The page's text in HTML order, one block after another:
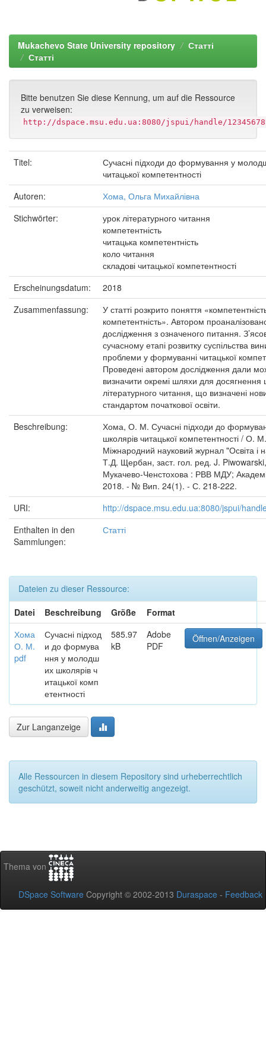
Mukachevo State University repository
Статті
Статті
Bitte benutzen Sie diese Kennung, um auf die Ressource
zu verweisen:
http://dspace.msu.edu.ua:8080/jspui/handle/
Titel:
Сучасні підходи до формування у
читацької компетентності
Autoren:
Хома, Ольга Михайлівна
Stichwörter:
урок літературного читання
компетентність
читацька компетентність
коло читання
складові читацької компетентності
Erscheinungsdatum:
2018
Zusammenfassung:
У статті розкрито поняття
компетентність». Автором
дослідження з означеного питання.
сучасному етапі розвитку суспільства
проблеми у формуванні читацької
Проведені автором дослідження дали
визначити окремі шляхи для досягнення
літературного читання, що визначені
стандартом початкової освіти.
Beschreibung:
Хома, О. М. Сучасні підходи до
школярів читацької компетентності / О.
Міжнародний науковий журнал "Освіта і
Т.Д. Щербан, заст. гол. ред. J.
Мукачево-Ченстохова : РВВ МДУ;
2018. - № Вип. 24(1). - С. 218-222.
URI:
http://dspace.msu.edu.ua:8080/jspui/
Enthalten in den
Sammlungen:
Статті
Dateien zu dieser Ressource:
Datei
Beschreibung Größe
Format
Хома
О. М.
pdf
Сучасні підход
и до формува
ння у молодш
их школярів ч
итацької комп
етентності
585.97
kB
Adobe
PDF
Öffnen/Anzeigen
Zur Langanzeige
Alle Ressourcen in diesem Repository sind urheberrechtlich
geschützt, soweit nicht anderweitig angezeigt.
Thema von
DSpace Software Copyright © 2002-2013 Duraspace - Feedback